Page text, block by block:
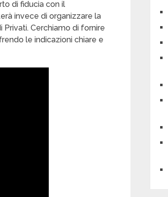
di fiducia con il
invece di organizzare la
Privati. Cerchiamo di fornire
le indicazioni chiare e